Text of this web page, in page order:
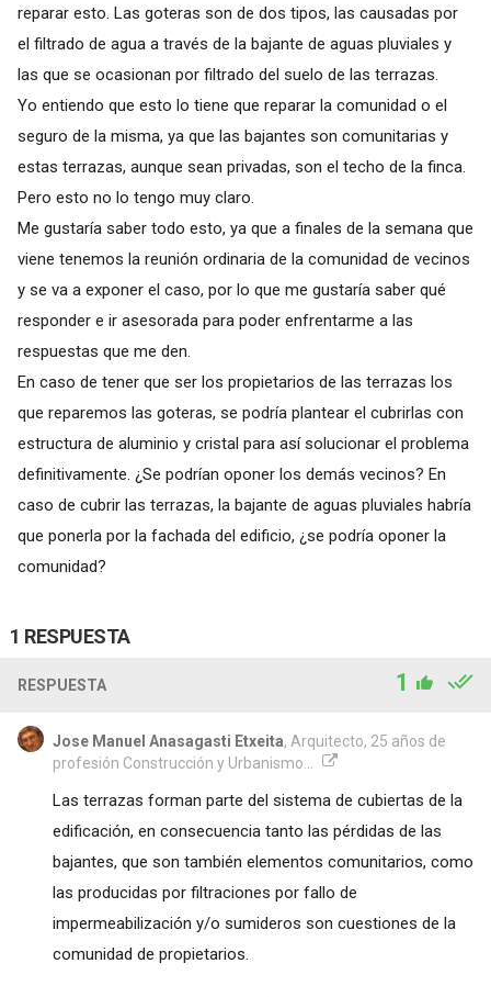
reparar esto. Las goteras son de dos tipos, las causadas por
el filtrado de agua a través de la bajante de aguas pluviales y
las que se ocasionan por filtrado del suelo de las terrazas.
Yo entiendo que esto lo tiene que reparar la comunidad o el
seguro de la misma, ya que las bajantes son comunitarias y
estas terrazas, aunque sean privadas, son el techo de la finca.
Pero esto no lo tengo muy claro.
Me gustaría saber todo esto, ya que a finales de la semana que
viene tenemos la reunión ordinaria de la comunidad de vecinos
y se va a exponer el caso, por lo que me gustaría saber qué
responder e ir asesorada para poder enfrentarme a las
respuestas que me den.
En caso de tener que ser los propietarios de las terrazas los
que reparemos las goteras, se podría plantear el cubrirlas con
estructura de aluminio y cristal para así solucionar el problema
definitivamente. ¿Se podrían oponer los demás vecinos? En
caso de cubrir las terrazas, la bajante de aguas pluviales habría
que ponerla por la fachada del edificio, ¿se podría oponer la
comunidad?
1 RESPUESTA
RESPUESTA 1
Jose Manuel Anasagasti Etxeita, Arquitecto, 25 años de
profesión Construcción y Urbanismo...
Las terrazas forman parte del sistema de cubiertas de la
edificación, en consecuencia tanto las pérdidas de las
bajantes, que son también elementos comunitarios, como
las producidas por filtraciones por fallo de
impermeabilización y/o sumideros son cuestiones de la
comunidad de propietarios.